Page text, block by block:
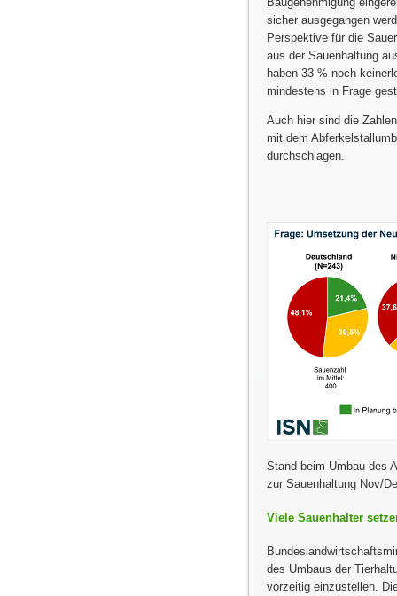
sicher ausgegangen
Perspektive für die
aus der Sauenhaltung
haben 33 % noch
mindestens in Frage
Auch hier sind die
mit dem
durchschlagen.
Stand beim Umbau des
zur Sauenhaltung Nov/
Viele Sauenhalter
des Umbaus der
vorzeitig einzustellen.